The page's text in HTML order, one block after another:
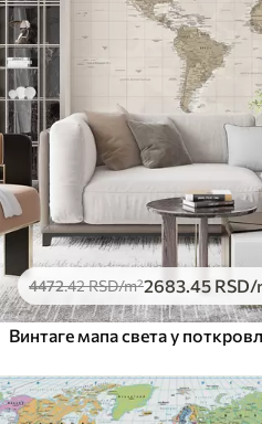
Премиум
5525 3315.00 RSD/m²
Премиум
6333 .333800.00RSD/m²
Peel and Stick
8166.674900.00RSD/m²
4472.42RSD/m²2683.45 RSD/
Винтаге мапа света у